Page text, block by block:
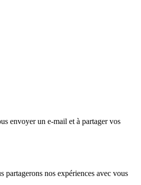
envoyer un e-mail et à partager vos
partagerons nos expériences avec vous